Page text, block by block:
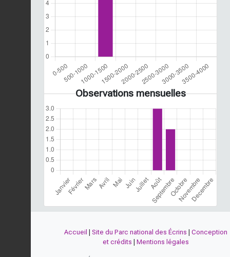
Observations mensuelles
Accueil Site du Parc national des Écrins
Conception
et crédits
Mentions légales